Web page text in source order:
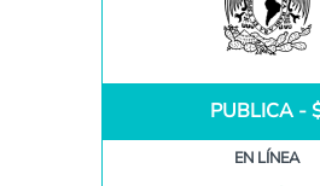
PUBLICA -
EN LÍNEA